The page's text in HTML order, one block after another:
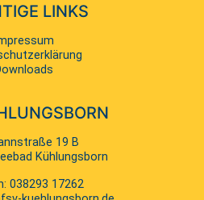
LINKS
Navigation
überspringen
19 B
Kühlungsborn
038293 17262